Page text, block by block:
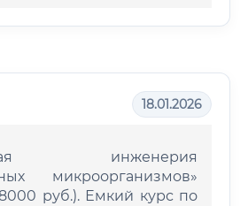
18.01.2026
инженерия
микроорганизмов»
руб.). Емкий курс по